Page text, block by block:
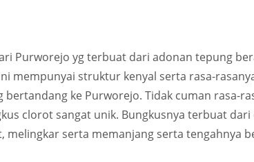
Purworejo yg terbuat dari adonan tepung
mempunyai struktur kenyal serta rasa-
bertandang ke Purworejo. Tidak cuman rasa-
clorot sangat unik. Bungkusnya terbuat dari
melingkar serta memanjang serta tengahnya